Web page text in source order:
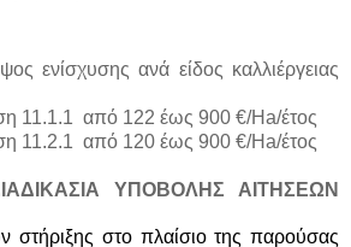
ενίσχυσης ανά είδος καλλιέργειας
11.1.1 από 122 έως 900 €/Ha/έτος
11.2.1 από 120 έως 900 €/Ha/έτος
ΥΠΟΒΟΛΗΣ ΑΙΤΗΣΕΩΝ
στήριξης στο πλαίσιο της παρούσας